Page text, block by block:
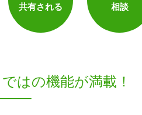
共有される
相談
はの機能が満載！